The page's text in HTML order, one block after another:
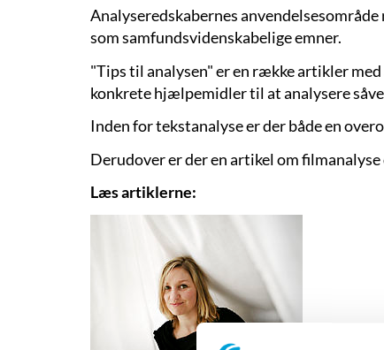
Analyseredskabernes
som samfundsvidenskabelige emner.
"Tips til analysen" er en række artikler
konkrete hjælpemidler til at analysere
Inden for tekstanalyse er der både en
Derudover er der en artikel om
Læs artiklerne: